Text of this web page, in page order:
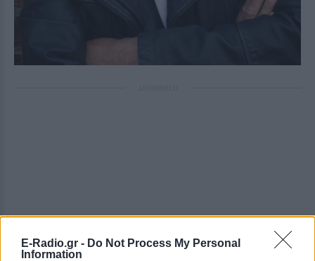
E-Radio.gr - Do Not Process My Personal
Information